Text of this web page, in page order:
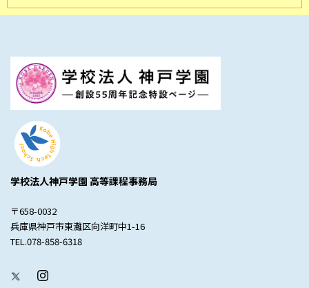
学校法人神戸学園 高等課程事務局
〒658-0032
兵庫県神戸市東灘区向洋町中1-16
TEL.078-858-6318